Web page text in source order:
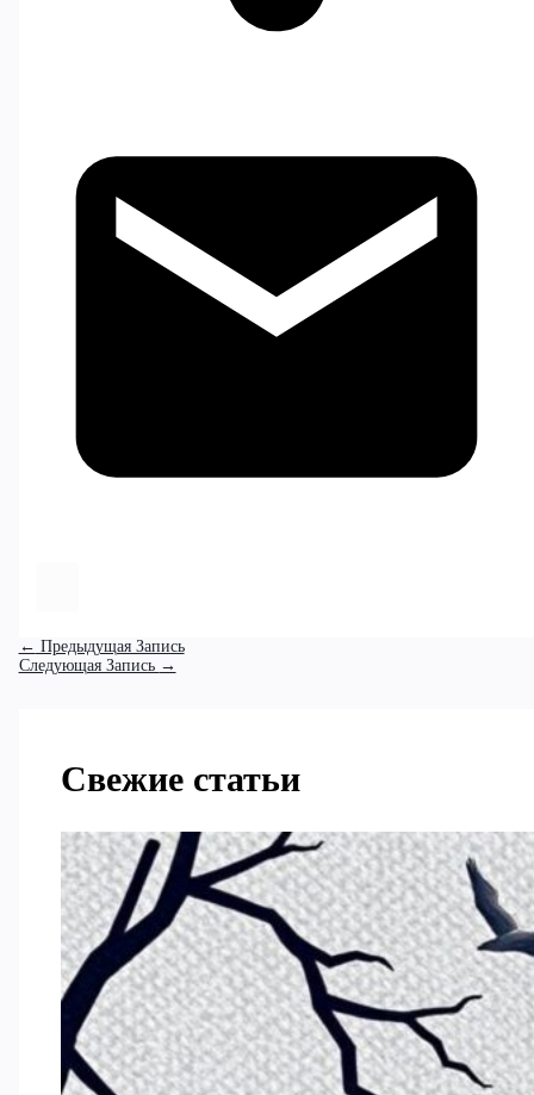
← Предыдущая Запись
Следующая Запись →
Свежие статьи